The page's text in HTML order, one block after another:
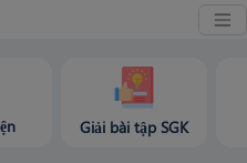
Giải bài tập SGK